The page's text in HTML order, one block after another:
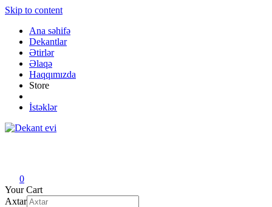
Skip to content
Ana səhifə
Dekantlar
Ətirlər
Əlaqə
Haqqımızda
Store
İstəklər
0
Your Cart
Axtar